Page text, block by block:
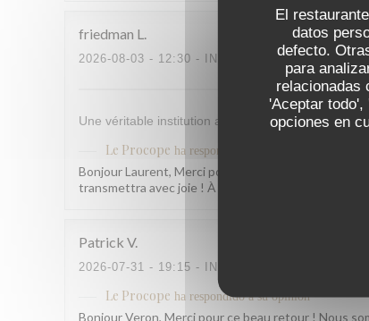
El
datos
defecto.
para
relacionadas
'Aceptar
opciones en
friedman L
2026-08-03 - 12:30 - INVITADOS 2
Une véritable institution avec des serveurs et
Le Procope ha respondido a su opinión
Bonjour Laurent, Merci pour ce retour aussi
transmettra avec joie ! À très bientôt parmi nous.
Patrick V
2026-07-31 - 19:15 - INVITADOS 2
Le Procope ha respondido a su opinión
Bonjour Veron, Merci pour ce beau retour ! Nous